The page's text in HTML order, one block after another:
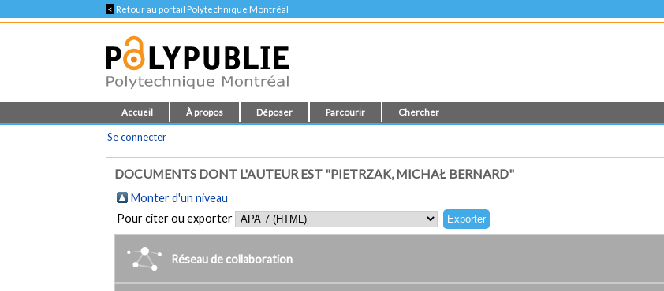
< Retour au portail Polytechnique Montréal
Accueil À propos Déposer Parcourir Chercher
Se connecter
DOCUMENTS DONT L'AUTEUR EST "PIETRZAK, MICHAŁ BERNARD"
Monter d'un niveau
Pour citer ou exporter
Réseau de collaboration